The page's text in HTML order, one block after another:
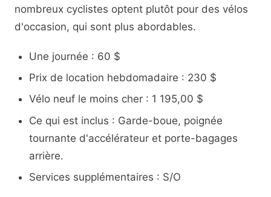
nombreux cyclistes optent plutôt pour des vélos
d'occasion, qui sont plus abordables.
Une journée : 60 $
Prix de location hebdomadaire : 230 $
Vélo neuf le moins cher : 1 195,00 $
Ce qui est inclus : Garde-boue, poignée
tournante d'accélérateur et porte-bagages
arrière.
Services supplémentaires : S/O